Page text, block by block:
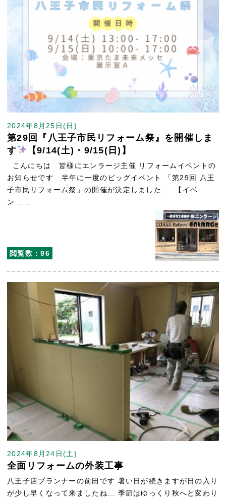
閲覧数：96
2024年8月25日(日)
第29回『八王子市民リフォーム祭』を開催しま
す
【9/14(土)・9/15(日)】
こんにちは 皆様にエンラージ主催 リフォームイベントの
お知らせです 半年に一度のビッグイベント 「第29回 八王
子市民リフォーム祭」の開催が決定しました 【イベ
ン……
2024年8月24日(土)
全面リフォームの外装工事
八王子店プランナーの前田です 暑い日が続きますが日の入り
が少し早くなって来ましたね… 季節はゆっくり秋へと変わり